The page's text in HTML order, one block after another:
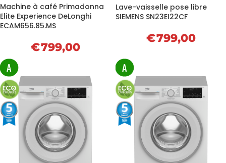
Machine à café Primadonna
Elite Experience DeLonghi
ECAM656.85.MS
€799,00
Lave-vaisselle pose libre
SIEMENS SN23EI22CF
€799,00
A A